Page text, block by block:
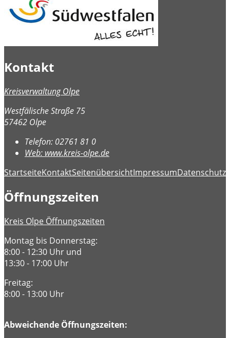
Kontakt
Kreisverwaltung Olpe
Westfälische Straße 75
57462 Olpe
Telefon: 02761 81 0
Web: www.kreis-olpe.de
StartseiteKontaktSeitenübersichtImpressumDatenschutz
Öffnungszeiten
Kreis Olpe Öffnungszeiten
Montag bis Donnerstag:
8:00 - 12:30 Uhr und
13:30 - 17:00 Uhr
Freitag:
8:00 - 13:00 Uhr
Abweichende Öffnungszeiten: